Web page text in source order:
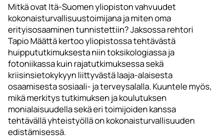
Mitkä ovat Itä-Suomen yliopiston vahvuudet
kokonaisturvallisuustoimijana ja miten oma
erityisosaaminen tunnistettiin? Jaksossa rehtori
Tapio Määttä kertoo yliopistossa tehtävästä
huippututkimuksesta niin toksikologiassa ja
fotoniikassa kuin rajatutkimuksessa sekä
kriisinsietokykyyn liittyvästä laaja-alaisesta
osaamisesta sosiaali- ja terveysalalla. Kuuntele myös,
mikä merkitys tutkimuksen ja koulutuksen
monialaisuudella sekä eri toimijoiden kanssa
tehtävällä yhteistyöllä on kokonaisturvallisuuden
edistämisessä.